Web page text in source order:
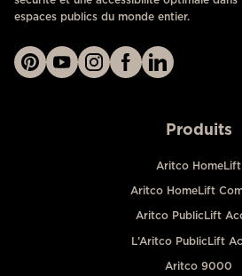
espaces publics du monde entier.
Produits
Aritco HomeLift
Aritco HomeLift
Aritco PublicLift
L’Aritco PublicLift
Aritco 9000